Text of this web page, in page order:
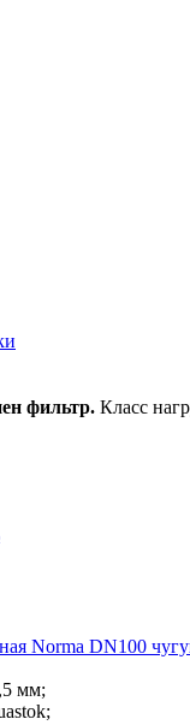
фильтр. Класс
Norma DN100
мм;